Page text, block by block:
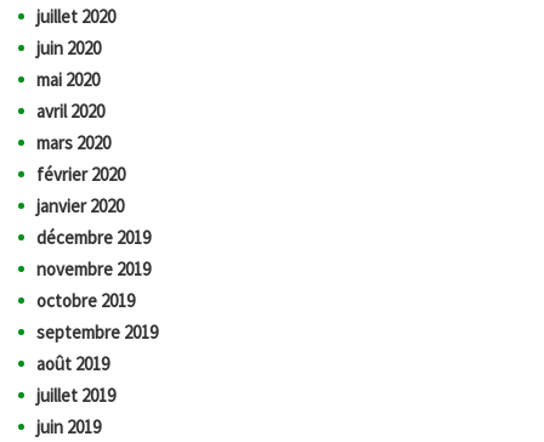
juillet 2020
juin 2020
mai 2020
avril 2020
mars 2020
février 2020
janvier 2020
décembre 2019
novembre 2019
octobre 2019
septembre 2019
août 2019
juillet 2019
juin 2019